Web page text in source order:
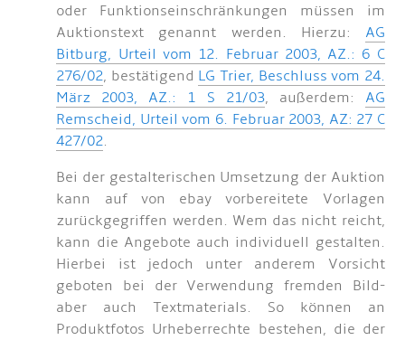
oder Funktionseinschränkungen müssen im
Auktionstext genannt werden. Hierzu: AG
Bitburg, Urteil vom 12. Februar 2003, AZ.: 6 C
276/02, bestätigend LG Trier, Beschluss vom 24.
März 2003, AZ.: 1 S 21/03, außerdem: AG
Remscheid, Urteil vom 6. Februar 2003, AZ: 27 C
427/02.
Bei der gestalterischen Umsetzung der Auktion
kann auf von ebay vorbereitete Vorlagen
zurückgegriffen werden. Wem das nicht reicht,
kann die Angebote auch individuell gestalten.
Hierbei ist jedoch unter anderem Vorsicht
geboten bei der Verwendung fremden Bild-
aber auch Textmaterials. So können an
Produktfotos Urheberrechte bestehen, die der